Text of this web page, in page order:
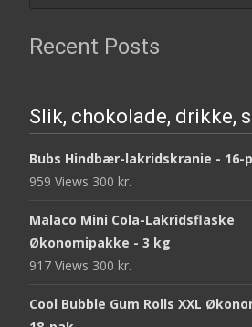
Recent Posts
Slik, chokolade, drikke,
Bubs Hindbær-lakridskranie - 16-
959 Views 300 kr.
Malaco Mini Cola-Lakridsflaske
Økonomipakke - 3 kg
917 Views 300 kr.
Cool Bubble Gum Rolls XXL